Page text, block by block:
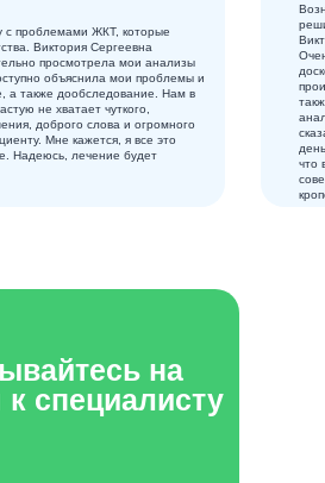
с проблемами ЖКТ, которые
Виктория Сергеевна
просмотрела мои анализы​
объяснила мои проблемы и
а также дообследование. Нам в
не хватает чуткого,
доброго слова и огромного
Мне кажется, я все это
Надеюсь, лечение будет
что
на
специалисту